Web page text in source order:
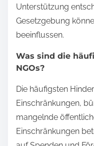
Unterstützung
Gesetzgebung
beeinflussen.
Was sind die
NGOs?
Die häufigsten
Einschränkungen,
mangelnde
Einschränkungen